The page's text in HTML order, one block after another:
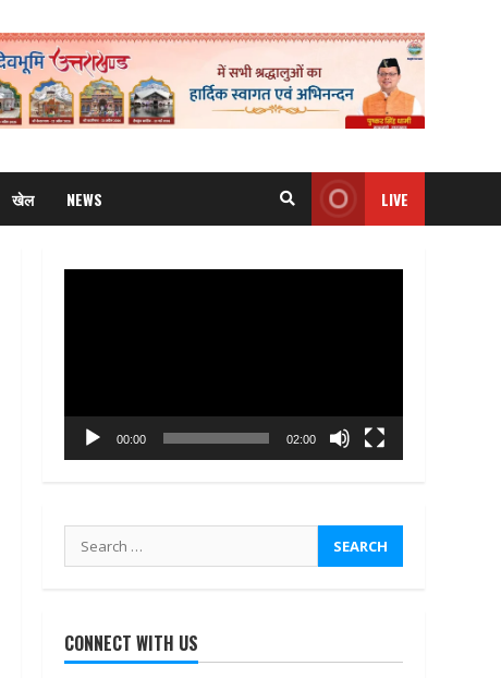
खेल NEWS LIVE
00:00 02:00
Search
for:
CONNECT WITH US